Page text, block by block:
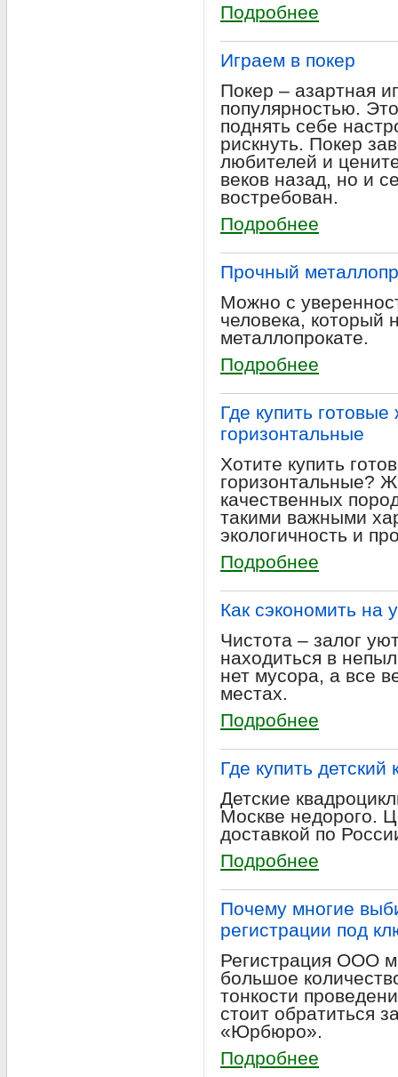
Подробнее
Играем в покер
Покер – азартная
популярностью.
поднять себе
рискнуть. Покер
любителей и
веков назад, но и
востребован.
Подробнее
Прочный
Можно с
человека,
металлопрокате.
Подробнее
Где купить
горизонтальные
Хотите купить
горизонтальные?
качественных
такими важными
экологичность и
Подробнее
Как сэкономить на
Чистота – залог
находиться в
нет мусора, а все
местах.
Подробнее
Где купить
Детские
Москве недорого.
доставкой по
Подробнее
Почему многие
регистрации под
Регистрация ООО
большое
тонкости
стоит обратиться
«Юрбюро».
Подробнее